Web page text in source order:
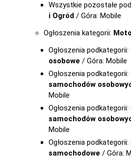
Wszystkie pozostałe
i Ogród / Góra: Mobile
Ogłoszenia kategorii:
Ogłoszenia podkategorii:
osobowe / Góra: Mobile
Ogłoszenia podkategorii:
samochodów
Mobile
Ogłoszenia podkategorii:
samochodów
Mobile
Ogłoszenia podkategorii:
samochodowe / Góra: